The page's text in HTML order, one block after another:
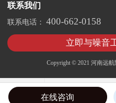
联系我们
联系电话： 400-662-0158
立即与噪音
Copyright © 2021 河南远
在线咨询